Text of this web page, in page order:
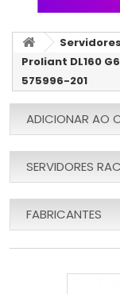
Servidores
Proliant DL160
575996-201
ADICIONAR AO
SERVIDORES
FABRICANTES